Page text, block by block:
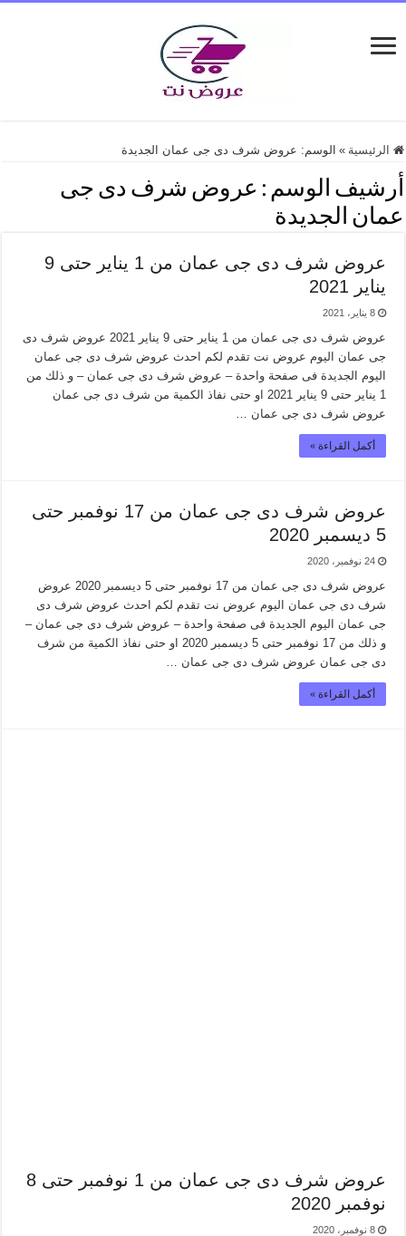
الرئيسية » الوسم: عروض شرف دى جى عمان الجديدة
أرشيف الوسم : عروض شرف دى جى
عمان الجديدة
عروض شرف دى جى عمان من 1 يناير حتى 9
يناير 2021
8 يناير، 2021
عروض شرف دى جى عمان من 1 يناير حتى 9 يناير 2021 عروض شرف دى
جى عمان اليوم عروض نت تقدم لكم احدث عروض شرف دى جى عمان
اليوم الجديدة فى صفحة واحدة – عروض شرف دى جى عمان – و ذلك من
1 يناير حتى 9 يناير 2021 او حتى نفاذ الكمية من شرف دى جى عمان
عروض شرف دى جى عمان …
أكمل القراءة »
عروض شرف دى جى عمان من 17 نوفمبر حتى
5 ديسمبر 2020
24 نوفمبر، 2020
عروض شرف دى جى عمان من 17 نوفمبر حتى 5 ديسمبر 2020 عروض
شرف دى جى عمان اليوم عروض نت تقدم لكم احدث عروض شرف دى
جى عمان اليوم الجديدة فى صفحة واحدة – عروض شرف دى جى عمان –
و ذلك من 17 نوفمبر حتى 5 ديسمبر 2020 او حتى نفاذ الكمية من شرف
دى جى عمان عروض شرف دى جى عمان …
أكمل القراءة »
عروض شرف دى جى عمان من 1 نوفمبر حتى 8
نوفمبر 2020
8 نوفمبر، 2020